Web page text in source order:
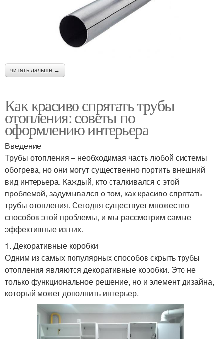
читать дальше →
Как красиво спрятать трубы
отопления: советы по
оформлению интерьера
Введение
Трубы отопления – необходимая часть любой системы
обогрева, но они могут существенно портить внешний
вид интерьера. Каждый, кто сталкивался с этой
проблемой, задумывался о том, как красиво спрятать
трубы отопления. Сегодня существует множество
способов этой проблемы, и мы рассмотрим самые
эффективные из них.
1. Декоративные коробки
Одним из самых популярных способов скрыть трубы
отопления являются декоративные коробки. Это не
только функциональное решение, но и элемент дизайна,
который может дополнить интерьер.